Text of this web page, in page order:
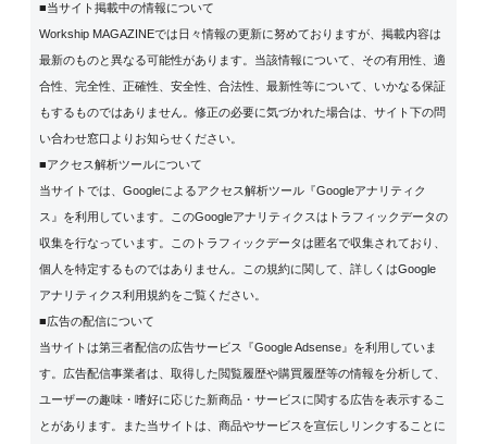
■当サイト掲載中の情報について
Workship MAGAZINEでは日々情報の更新に努めておりますが、掲載内容は
最新のものと異なる可能性があります。当該情報について、その有用性、適
合性、完全性、正確性、安全性、合法性、最新性等について、いかなる保証
もするものではありません。修正の必要に気づかれた場合は、サイト下の問
い合わせ窓口よりお知らせください。
■アクセス解析ツールについて
当サイトでは、Googleによるアクセス解析ツール『Googleアナリティク
ス』を利用しています。このGoogleアナリティクスはトラフィックデータの
収集を行なっています。このトラフィックデータは匿名で収集されており、
個人を特定するものではありません。この規約に関して、詳しくはGoogle
アナリティクス利用規約をご覧ください。
■広告の配信について
当サイトは第三者配信の広告サービス『Google Adsense』を利用していま
す。広告配信事業者は、取得した閲覧履歴や購買履歴等の情報を分析して、
ユーザーの趣味・嗜好に応じた新商品・サービスに関する広告を表示するこ
とがあります。また当サイトは、商品やサービスを宣伝しリンクすることに